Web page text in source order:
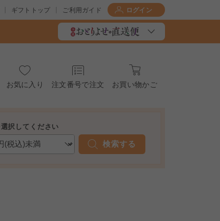
ギフトトップ ご利用ガイド ログイン
お気に入り 注文番号で注文 お買い物かご
択してください
検索する